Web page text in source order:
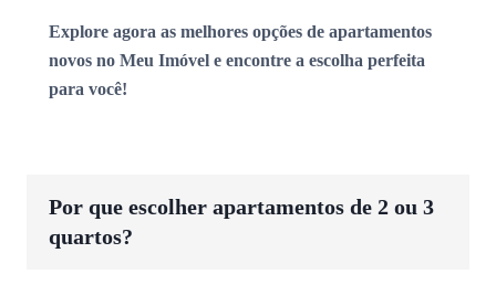
Explore agora as melhores opções de apartamentos
novos no Meu Imóvel e encontre a escolha perfeita
para você!
Por que escolher apartamentos de 2 ou 3
quartos?